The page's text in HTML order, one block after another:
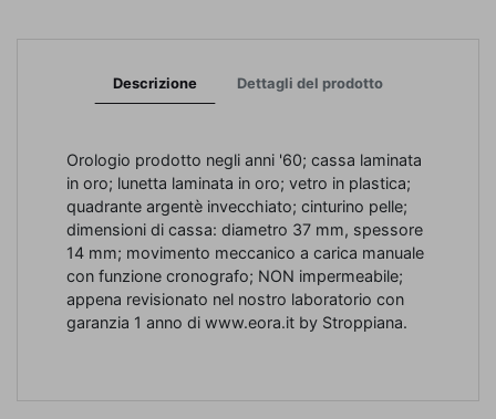
Descrizione Dettagli del prodotto
Orologio prodotto negli anni '60; cassa laminata
in oro; lunetta laminata in oro; vetro in plastica;
quadrante argentè invecchiato; cinturino pelle;
dimensioni di cassa: diametro 37 mm, spessore
14 mm; movimento meccanico a carica manuale
con funzione cronografo; NON impermeabile;
appena revisionato nel nostro laboratorio con
garanzia 1 anno di www.eora.it by Stroppiana.